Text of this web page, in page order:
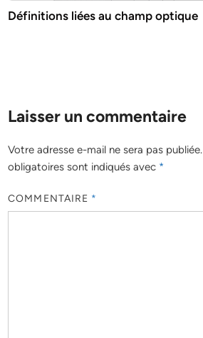
Définitions liées au champ optique
Laisser un commentaire
Votre adresse e-mail ne sera pas publiée.
obligatoires sont indiqués avec *
COMMENTAIRE *